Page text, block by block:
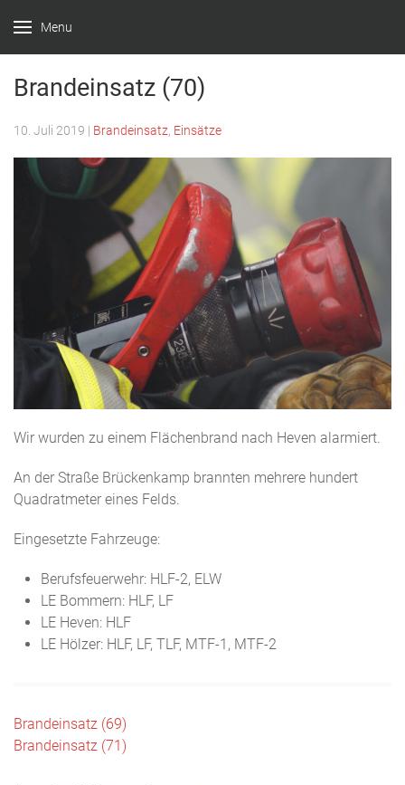
Menu
Witten –
Bommern
Brandeinsatz (70)
10. Juli 2019 | Brandeinsatz Einsätze
Wir wurden zu einem Flächenbrand nach Heven alarmiert.
An der Straße Brückenkamp brannten mehrere hundert
Quadratmeter eines Felds.
Eingesetzte Fahrzeuge:
Berufsfeuerwehr: HLF-2, ELW
LE Bommern: HLF, LF
LE Heven: HLF
LE Hölzer: HLF, LF, TLF, MTF-1, MTF-2
Beitragsnavigation
Brandeinsatz (69)
Brandeinsatz (71)